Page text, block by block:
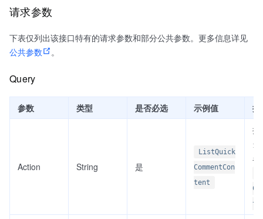
请求参数
下表仅列出该接口特有的请求参数和部分公共参数。更多信息详见
公共参数
。
Query
参数 类型 是否必选 示例值 描
Action String 是
ListQuick
CommentCon
tent
接
名